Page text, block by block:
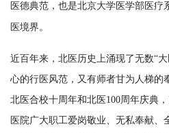
医德典范，也是北京大学医学部医疗
医境界。
近百年来，北医历史上涌现了无数“
心的行医风范，又有师者甘为人梯的
北医合校十周年和北医100周年庆典
医院广大职工爱岗敬业、无私奉献、